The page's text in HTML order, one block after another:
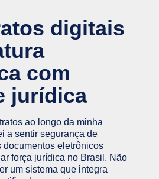
digitais
com
jurídica
ao longo da minha
a sentir segurança de
documentos eletrônicos
força jurídica no Brasil. Não
um sistema que integra